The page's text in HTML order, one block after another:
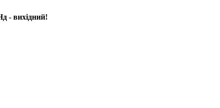
- вихідний!